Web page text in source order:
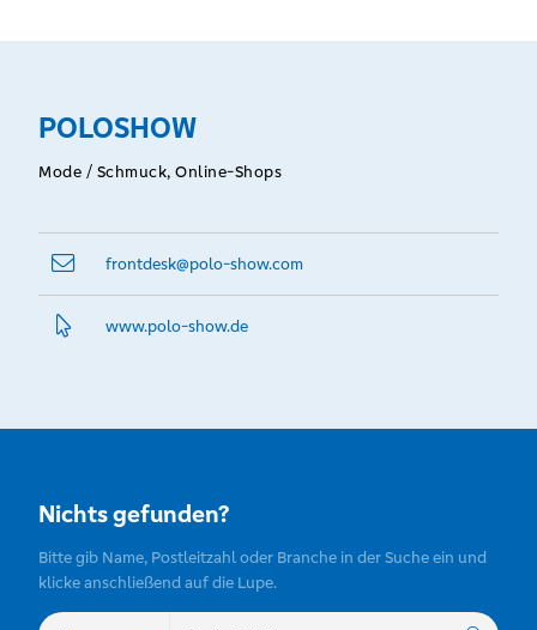
POLOSHOW
Mode / Schmuck, Online-Shops
frontdesk@­polo-show.com
www.­polo-show.­de
Nichts gefunden?
Bitte gib Name, Postleitzahl oder Branche in der Suche ein und
klicke anschließend auf die Lupe.